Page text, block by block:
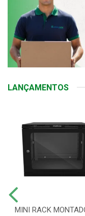
LANÇAMENTOS
MINI RACK